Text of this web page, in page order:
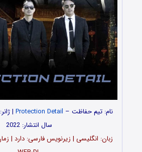
نام: تیم حفاظت – Protection Detail | ژانر:
سال انتشار: 2022